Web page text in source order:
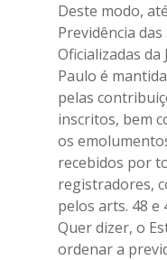
Deste modo,
Previdência
Oficializadas da
Paulo é
pelas
inscritos, bem
os
recebidos por
registradores,
pelos arts. 48 e
Quer dizer, o
ordenar a